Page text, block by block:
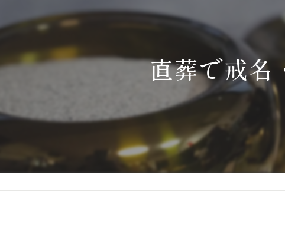
直葬で戒名